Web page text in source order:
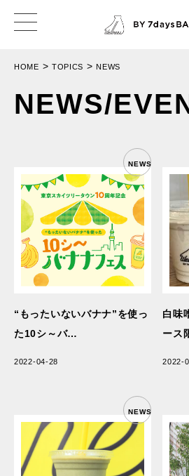
HOME > TOPICS > NEWS
NEWS/
NEWS
“もったいないバナナ”を使っ
た10シ～バ…
2022-04-28
白味
ース
2022-
NEWS